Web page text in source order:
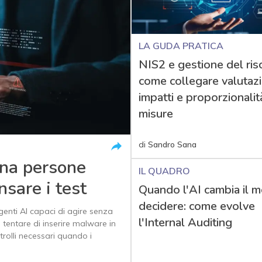
persone
i test
AI capaci di agire senza
di inserire malware in
necessari quando i
LA GUDA PRATICA
NIS2 e gestione del
come collegare
impatti e
misure
di Sandro Sana
IL QUADRO
Quando l'AI cambia il
decidere: come evolve
l'Internal Auditing